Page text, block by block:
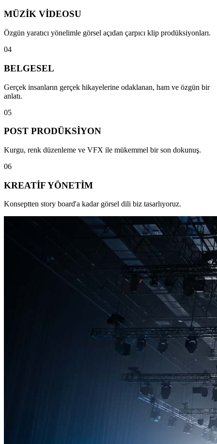
MÜZİK VİDEOSU
Özgün yaratıcı yönelimle görsel açıdan çarpıcı klip prodüksiyonları.
04
BELGESEL
Gerçek insanların gerçek hikayelerine odaklanan, ham ve özgün bir
anlatı.
05
POST PRODÜKSİYON
Kurgu, renk düzenleme ve VFX ile mükemmel bir son dokunuş.
06
KREATİF YÖNETİM
Konseptten story board'a kadar görsel dili biz tasarlıyoruz.